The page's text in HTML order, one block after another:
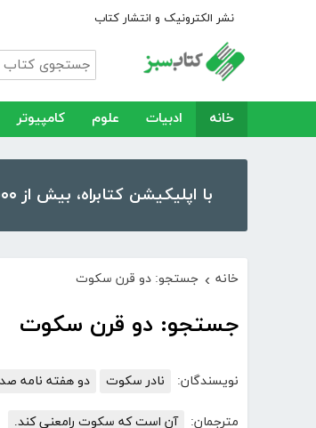
نشر الکترونیک و انتشار کتاب
خانه ادبیات علوم کامپیوتر
با اپلیکیشن کتابراه، بیش از ۵۰،۰۰۰ کتاب، کتاب صوتی و رمان را در موبایل و تبلت خود داشته باشید!
خانه › جستجو: دو قرن سکوت
جستجو: دو قرن سکوت
نویسندگان: نادر سکوت دو هفته نامه
مترجمان: آن است که سکوت رامعنی کند.